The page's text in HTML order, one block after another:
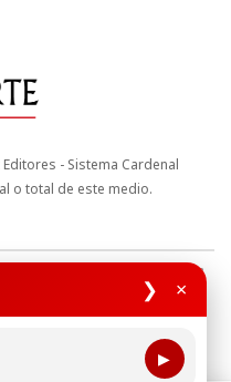
❯ ×
▶
- Sistema Cardenal
o total de este medio.
de Autor y Propiedad Intelectual
de Tratamiento de Datos